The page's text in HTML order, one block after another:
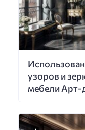
узоров и
мебели Арт-